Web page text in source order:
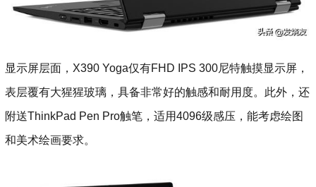
显示屏层面，X390 Yoga仅有FHD IPS 300尼特触摸显示屏，
表层覆有大猩猩玻璃，具备非常好的触感和耐用度。此外，还
附送ThinkPad Pen Pro触笔，适用4096级感压，能考虑绘图
和美术绘画要求。